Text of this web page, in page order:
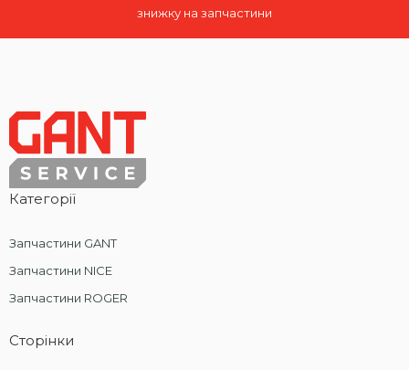
знижку на запчастини
Категорії
Запчастини GANT
Запчастини NICE
Запчастини ROGER
Сторінки